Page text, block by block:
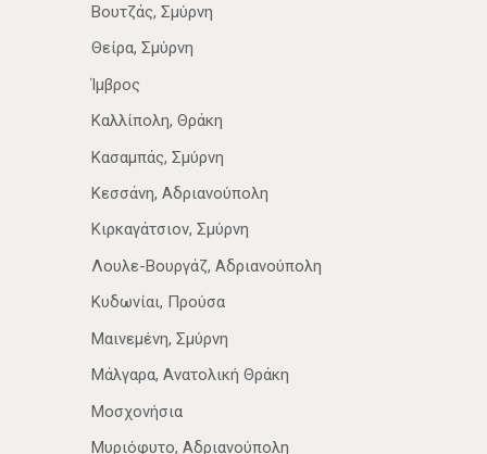
Βουτζάς, Σμύρνη
Θείρα, Σμύρνη
Ίμβρος
Καλλίπολη, Θράκη
Κασαμπάς, Σμύρνη
Κεσσάνη, Αδριανούπολη
Κιρκαγάτσιον, Σμύρνη
Λουλε-Βουργάζ, Αδριανούπολη
Κυδωνίαι, Προύσα
Μαινεμένη, Σμύρνη
Μάλγαρα, Ανατολική Θράκη
Μοσχονήσια
Μυριόφυτο, Αδριανούπολη